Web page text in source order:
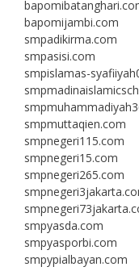
bapomijambi.com
smpadikirma.com
smpasisi.com
smpislamas-
smpmuttaqien.com
smpnegeri115.com
smpnegeri15.com
smpnegeri265.com
smpyasda.com
smpyasporbi.com
smpypialbayan.com